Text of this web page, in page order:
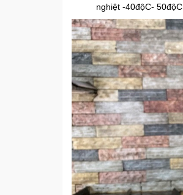
nghiệt -40độC- 50độC.